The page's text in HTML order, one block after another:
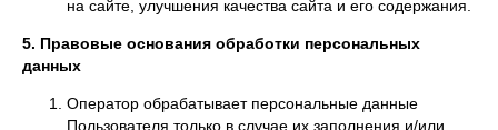
на сайте, улучшения качества сайта и его содержания.
5. Правовые основания обработки персональных
данных
Оператор обрабатывает персональные данные
Пользователя только в случае их заполнения и/или